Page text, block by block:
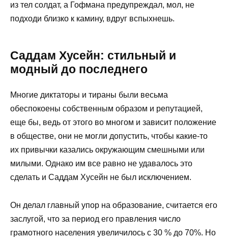
из тел солдат, а Гофмана предупреждал, мол, не
подходи близко к камину, вдруг вспыхнешь.
Саддам Хусейн: стильный и
модный до последнего
Многие диктаторы и тираны были весьма
обеспокоены собственным образом и репутацией,
еще бы, ведь от этого во многом и зависит положение
в обществе, они не могли допустить, чтобы какие-то
их привычки казались окружающим смешными или
милыми. Однако им все равно не удавалось это
сделать и Саддам Хусейн не был исключением.
Он делал главный упор на образование, считается его
заслугой, что за период его правления число
грамотного населения увеличилось с 30 % до 70%. Но